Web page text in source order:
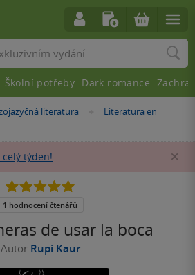
literatura »
Literatura en
týden!
de usar la boca
Autor Rupi Kaur
5.0
5
1 hodnocení čtenářů
Školní potřeby Dark romance